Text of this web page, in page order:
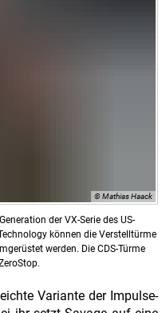
© Mathias Haack
der VX-Serie des US-
können die Verstelltürme
werden. Die CDS-Türme
leichte Variante der Impulse-